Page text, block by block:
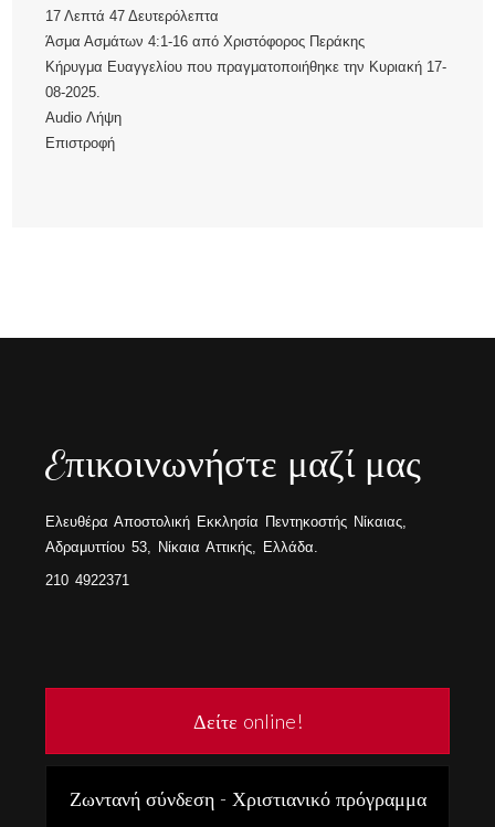
17 Λεπτά 47 Δευτερόλεπτα
Άσμα Ασμάτων 4:1-16 απόΧριστόφορος Περάκης
Κήρυγμα Ευαγγελίου που πραγματοποιήθηκε την Κυριακή 17-
08-2025.
Audio Λήψη
Επιστροφή
Eπικοινωνήστε μαζί μας
Ελευθέρα Αποστολική Εκκλησία Πεντηκοστής Νίκαιας,
Αδραμυττίου 53, Νίκαια Αττικής, Ελλάδα.
210 4922371
Δείτε online!
Ζωντανή σύνδεση - Χριστιανικό πρόγραμμα